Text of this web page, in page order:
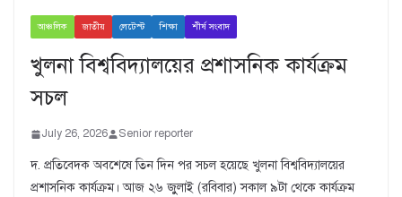
আঞ্চলিক জাতীয় লেটেস্ট শিক্ষা শীর্ষ সংবাদ
খুলনা বিশ্ববিদ্যালয়ের প্রশাসনিক কার্যক্রম
সচল
July 26, 2026 Senior reporter
দ. প্রতিবেদক অবশেষে তিন দিন পর সচল হয়েছে খুলনা বিশ্ববিদ্যালয়ের
প্রশাসনিক কার্যক্রম। আজ ২৬ জুুলাই (রবিবার) সকাল ৯টা থেকে কার্যক্রম